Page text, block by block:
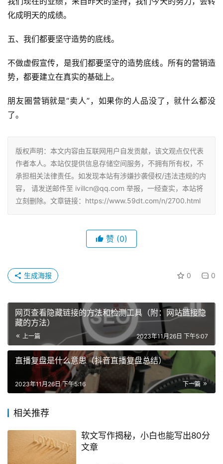
化成明天的成绩。
五、我们都要坚守造势的底线。
不做虚假宣传，是我们都要坚守的造势底线。所有的营销造
势，都要建立在真实的基础上。
朋友圈营销就是“卖人”，如果你的人品没了，就什么都没
了。
版权声明：本文内容由互联网用户自发贡献，该文观点仅代表
作者本人。本站仅提供信息存储空间服务，不拥有所有权，不
承担相关法律责任。如发现本站有涉嫌抄袭侵权/违法违规的内
容， 请发送邮件至 ivillcn@qq.com 举报，一经查实，本站将
立刻删除。文章链接：https://www.59dt.com/n/2700.html
赞 (0)
0 0
生成海报
网页查看隐藏链接的方法和检测工具（附：网站链接隐
藏的方法）
上一篇 2023年11月26日 下午5:07
直播复盘是什么意思（抖音直播复盘总结）
下一篇
2023年11月26日 下午5:16
相关推荐
软文写作揭秘，小白也能写出80分
文章